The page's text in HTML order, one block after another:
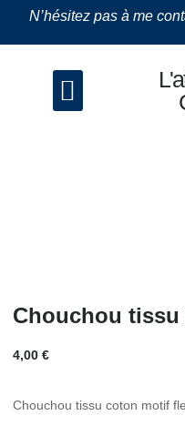
N’hésitez pas à me
Chouchou
4,00 €
Chouchou tissu coton motif